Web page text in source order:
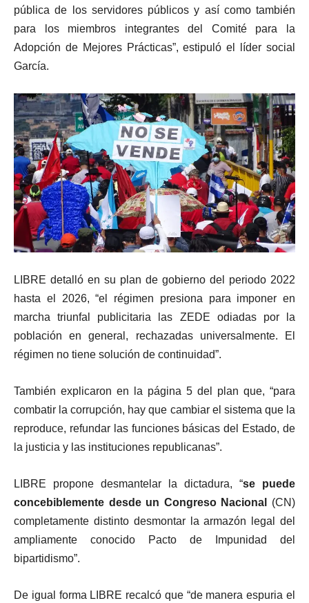
pública de los servidores públicos y así como también
para los miembros integrantes del Comité para la
Adopción de Mejores Prácticas”, estipuló el líder social
García.
LIBRE detalló en su plan de gobierno del periodo 2022
hasta el 2026, “el régimen presiona para imponer en
marcha triunfal publicitaria las ZEDE odiadas por la
población en general, rechazadas universalmente. El
régimen no tiene solución de continuidad”.
También explicaron en la página 5 del plan que, “para
combatir la corrupción, hay que cambiar el sistema que la
reproduce, refundar las funciones básicas del Estado, de
la justicia y las instituciones republicanas”.
LIBRE propone desmantelar la dictadura, “se puede
concebiblemente desde un Congreso Nacional
(CN)
completamente distinto desmontar la armazón legal del
ampliamente conocido Pacto de Impunidad del
bipartidismo”.
De igual forma LIBRE recalcó que “de manera espuria el